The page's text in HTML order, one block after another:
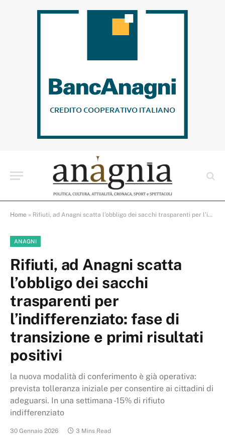
Home » Rifiuti, ad Anagni scatta l’obbligo dei sacchi trasparenti per l’indifferenziato: fase di transizione e primi risultati positivi
ANAGNI
Rifiuti, ad Anagni scatta
l’obbligo dei sacchi
trasparenti per
l’indifferenziato: fase di
transizione e primi risultati
positivi
la nuova modalità di conferimento è già operativa:
prevista tolleranza iniziale per consentire ai cittadini di
adeguarsi. In una settimana -15% di rifiuto
indifferenziato
30 Gennaio 2026 3 Mins Read